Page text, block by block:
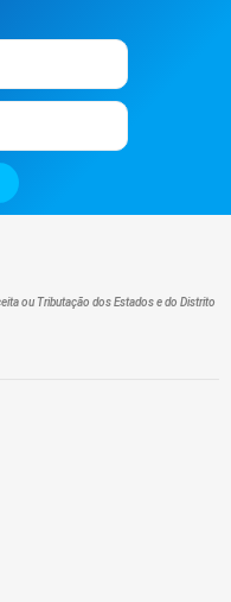
ou Tributação dos Estados e do Distrito